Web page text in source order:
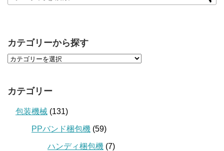
カテゴリーから探す
カテゴリー
包装機械 (131)
PPバンド梱包機 (59)
ハンディ梱包機 (7)